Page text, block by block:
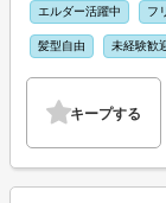
エルダー活躍中 フ
髪型自由 未経験歓
キープする